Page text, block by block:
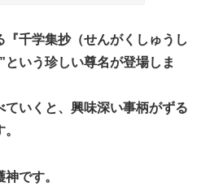
千学集抄（せんがくしゅうし
という珍しい尊名が登場しま
ていくと、興味深い事柄がずる
です。